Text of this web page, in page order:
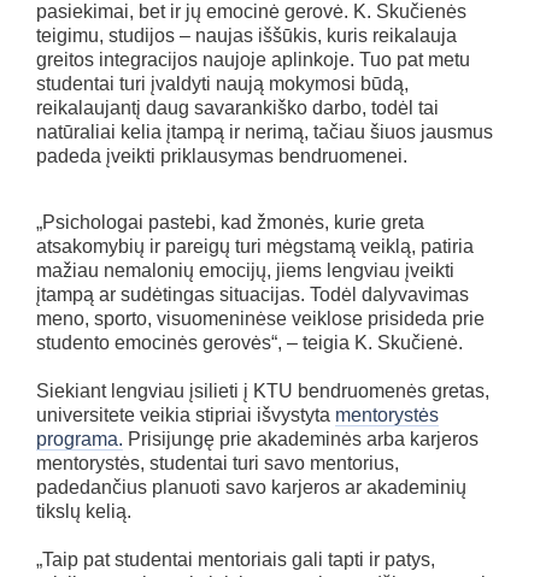
pasiekimai, bet ir jų emocinė gerovė. K. Skučienės
teigimu, studijos – naujas iššūkis, kuris reikalauja
greitos integracijos naujoje aplinkoje. Tuo pat metu
studentai turi įvaldyti naują mokymosi būdą,
reikalaujantį daug savarankiško darbo, todėl tai
natūraliai kelia įtampą ir nerimą, tačiau šiuos jausmus
padeda įveikti priklausymas bendruomenei.
„Psichologai pastebi, kad žmonės, kurie greta
atsakomybių ir pareigų turi mėgstamą veiklą, patiria
mažiau nemalonių emocijų, jiems lengviau įveikti
įtampą ar sudėtingas situacijas. Todėl dalyvavimas
meno, sporto, visuomeninėse veiklose prisideda prie
studento emocinės gerovės“, – teigia K. Skučienė.
Siekiant lengviau įsilieti į KTU bendruomenės gretas,
universitete veikia stipriai išvystyta mentorystės
programa. Prisijungę prie akademinės arba karjeros
mentorystės, studentai turi savo mentorius,
padedančius planuoti savo karjeros ar akademinių
tikslų kelią.
„Taip pat studentai mentoriais gali tapti ir patys,